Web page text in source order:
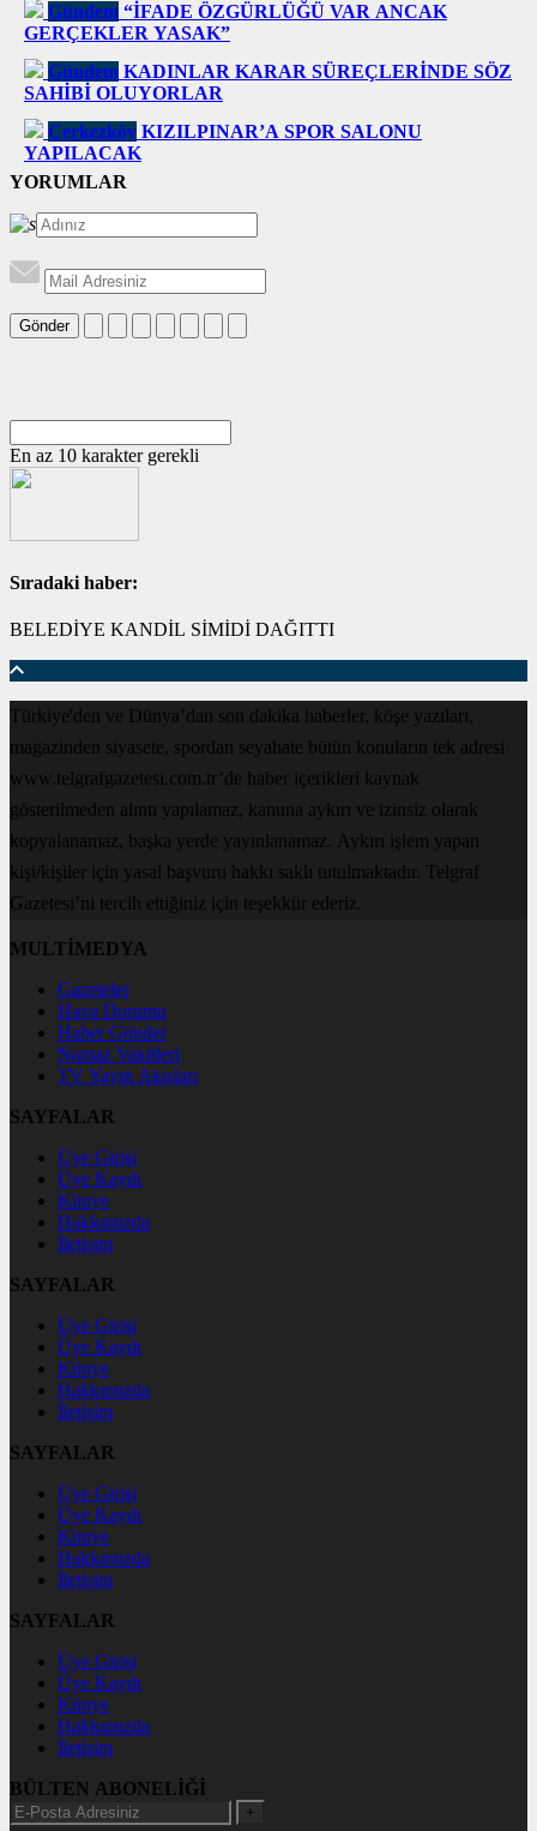
Gündem “İFADE ÖZGÜRLÜĞÜ VAR ANCAK
GERÇEKLER YASAK”
Gündem KADINLAR KARAR SÜREÇLERİNDE SÖZ
SAHİBİ OLUYORLAR
Çerkezköy KIZILPINAR’A SPOR SALONU
YAPILACAK
YORUMLAR
Gönder
En az 10 karakter gerekli
Sıradaki haber:
BELEDİYE KANDİL SİMİDİ DAĞITTI
Türkiye'den ve Dünya’dan son dakika haberler, köşe yazıları,
magazinden siyasete, spordan seyahate bütün konuların tek adresi
www.telgrafgazetesi.com.tr’de haber içerikleri kaynak
gösterilmeden alıntı yapılamaz, kanuna aykırı ve izinsiz olarak
kopyalanamaz, başka yerde yayınlanamaz. Aykırı işlem yapan
kişi/kişiler için yasal başvuru hakkı saklı tutulmaktadır. Telgraf
Gazetesi’ni tercih ettiğiniz için teşekkür ederiz.
MULTİMEDYA
Gazeteler
Hava Durumu
Haber Gönder
Namaz Vakitleri
TV Yayın Akışları
SAYFALAR
Üye Girişi
Üye Kaydı
Künye
Hakkımızda
İletişim
SAYFALAR
Üye Girişi
Üye Kaydı
Künye
Hakkımızda
İletişim
SAYFALAR
Üye Girişi
Üye Kaydı
Künye
Hakkımızda
İletişim
SAYFALAR
Üye Girişi
Üye Kaydı
Künye
Hakkımızda
İletişim
BÜLTEN ABONELİĞİ
+